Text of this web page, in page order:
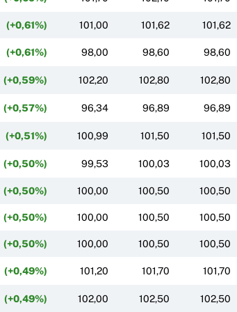
(+0,61%) 101,00 101,62 101,62
(+0,61%) 98,00 98,60 98,60
(+0,59%) 102,20 102,80 102,80
(+0,57%) 96,34 96,89 96,89
(+0,51%) 100,99 101,50 101,50
(+0,50%) 99,53 100,03 100,03
(+0,50%) 100,00 100,50 100,50
(+0,50%) 100,00 100,50 100,50
(+0,50%) 100,00 100,50 100,50
(+0,49%) 101,20 101,70 101,70
(+0,49%) 102,00 102,50 102,50